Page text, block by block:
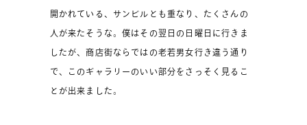
開かれている、サンビルとも重なり、たくさんの
人が来たそうな。僕はその翌日の日曜日に行きま
したが、商店街ならではの老若男女行き違う通り
で、このギャラリーのいい部分をさっそく見るこ
とが出来ました。